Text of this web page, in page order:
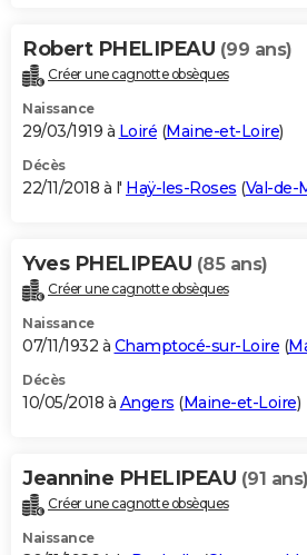
Robert PHELIPEAU (99 ans)
Créer une cagnotte obsèques
Naissance
29/03/1919 à Loiré (Maine-et-Loire)
Décès
22/11/2018 à l' Haÿ-les-Roses (Val-de-
Yves PHELIPEAU (85 ans)
Créer une cagnotte obsèques
Naissance
07/11/1932 à Champtocé-sur-Loire (
Décès
10/05/2018 à Angers (Maine-et-Loire)
Jeannine PHELIPEAU (91 ans)
Créer une cagnotte obsèques
Naissance